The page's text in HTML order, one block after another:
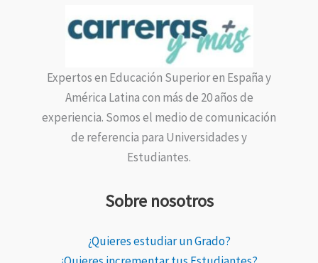
Expertos en Educación Superior en España y
América Latina con más de 20 años de
experiencia. Somos el medio de comunicación
de referencia para Universidades y
Estudiantes.
Sobre nosotros
¿Quieres estudiar un Grado?